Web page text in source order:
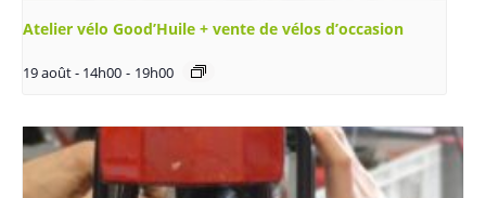
Atelier vélo Good’Huile + vente de vélos d’occasion
19 août - 14h00 - 19h00